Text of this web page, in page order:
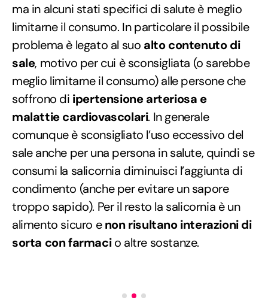
ma in alcuni stati specifici di salute è meglio
limitarne il consumo. In particolare il possibile
problema è legato al suo alto contenuto di
sale, motivo per cui è sconsigliata (o sarebbe
meglio limitarne il consumo) alle persone che
soffrono di ipertensione arteriosa e
malattie cardiovascolari. In generale
comunque è sconsigliato l’uso eccessivo del
sale anche per una persona in salute, quindi se
consumi la salicornia diminuisci l’aggiunta di
condimento (anche per evitare un sapore
troppo sapido). Per il resto la salicornia è un
alimento sicuro enon risultano interazioni di
sorta con farmacio altre sostanze.